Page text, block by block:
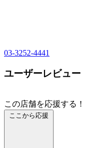
03-3252-4441
ユーザーレビュー
この店舗を応援する！
ここから応援